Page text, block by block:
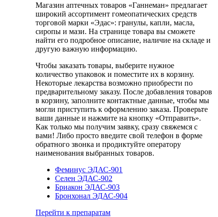
Магазин аптечных товаров «Ганнеман» предлагает
широкий ассортимент гомеопатических средств
торговой марки «Эдас»: гранулы, капли, масла,
сиропы и мази. На странице товара вы сможете
найти его подробное описание, наличие на складе и
другую важную информацию.
Чтобы заказать товары, выберите нужное
количество упаковок и поместите их в корзину.
Некоторые лекарства возможно приобрести по
предварительному заказу. После добавления товаров
в корзину, заполните контактные данные, чтобы мы
могли приступить к оформлению заказа. Проверьте
ваши данные и нажмите на кнопку «Отправить».
Как только мы получим заявку, сразу свяжемся с
вами! Либо просто введите свой телефон в форме
обратного звонка и продиктуйте оператору
наименования выбранных товаров.
Феминус ЭДАС-901
Селен ЭДАС-902
Бриакон ЭДАС-903
Бронхонал ЭДАС-904
Перейти к препаратам